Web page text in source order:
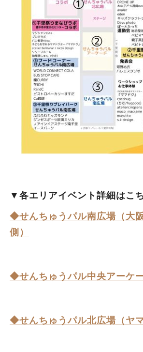
▼各エリアイベント詳細はこ
◆せんちゅうパル南広場（大
側）
◆せんちゅうパル中央アーケ
◆せんちゅうパル北広場（ヤマ